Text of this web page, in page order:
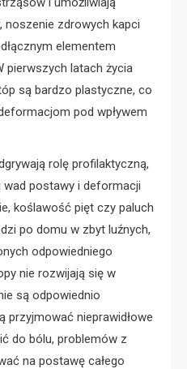
noszenie zdrowych kapci
elementem
pierwszych latach życia
są bardzo plastyczne, co
pod wpływem
rolę profilaktyczną,
postawy i deformacji
koślawość pięt czy paluch
po domu w zbyt luźnych,
odpowiedniego
nie rozwijają się w
są odpowiednio
przyjmować nieprawidłowe
do bólu, problemów z
na postawę całego